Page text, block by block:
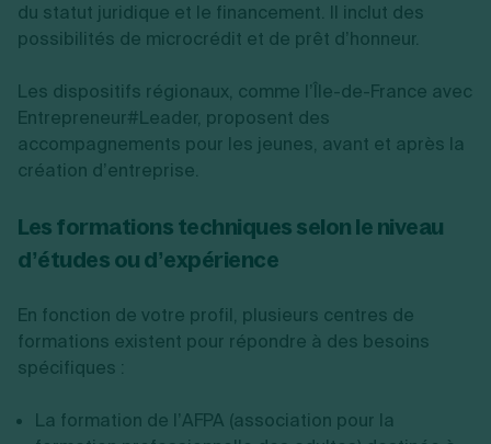
du statut juridique et le financement. Il inclut des
possibilités de microcrédit et de prêt d’honneur.
Les dispositifs régionaux, comme l’Île-de-France avec
Entrepreneur#Leader, proposent des
accompagnements pour les jeunes, avant et après la
création d’entreprise.
Les formations techniques selon le niveau
d’études ou d’expérience
En fonction de votre profil, plusieurs centres de
formations existent pour répondre à des besoins
spécifiques :
La formation de l’AFPA (association pour la